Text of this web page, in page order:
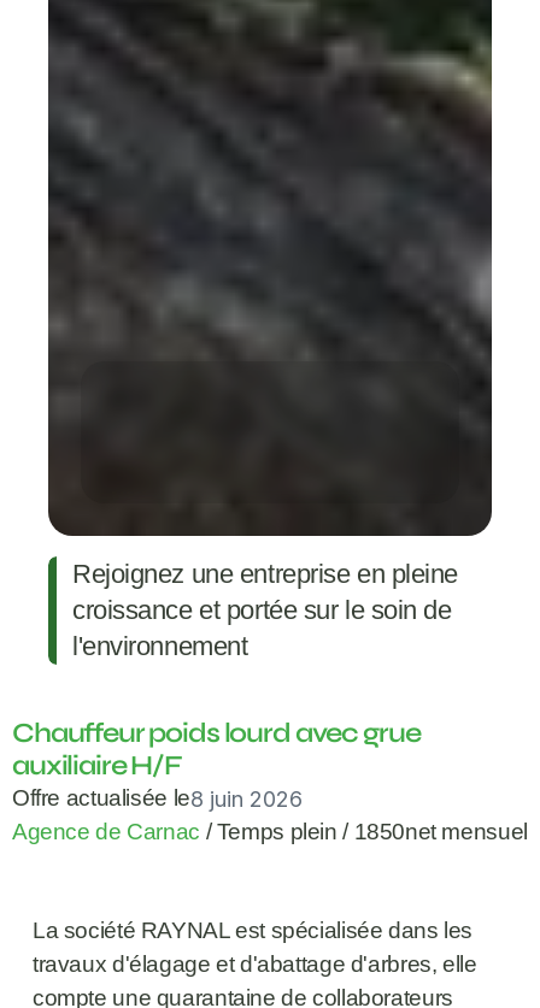
Rejoignez une entreprise en pleine
croissance et portée sur le soin de
l'environnement
Chauffeur poids lourd avec grue
auxiliaire H/F
Offre actualisée le8 juin 2026
Agence de Carnac / Temps plein / 1850net mensuel
La société RAYNAL est spécialisée dans les
travaux d'élagage et d'abattage d'arbres, elle
compte une quarantaine de collaborateurs